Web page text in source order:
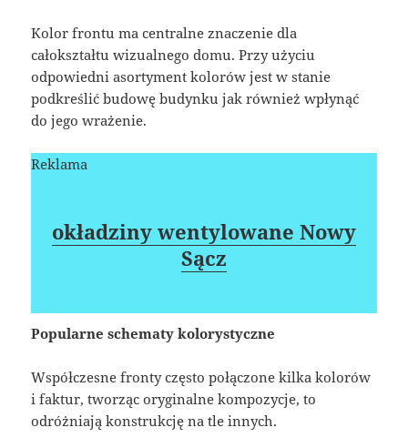
Kolor frontu ma centralne znaczenie dla
całokształtu wizualnego domu. Przy użyciu
odpowiedni asortyment kolorów jest w stanie
podkreślić budowę budynku jak również wpłynąć
do jego wrażenie.
Reklama
okładziny wentylowane Nowy
Sącz
Popularne schematy kolorystyczne
Współczesne fronty często połączone kilka kolorów
i faktur, tworząc oryginalne kompozycje, to
odróżniają konstrukcję na tle innych.